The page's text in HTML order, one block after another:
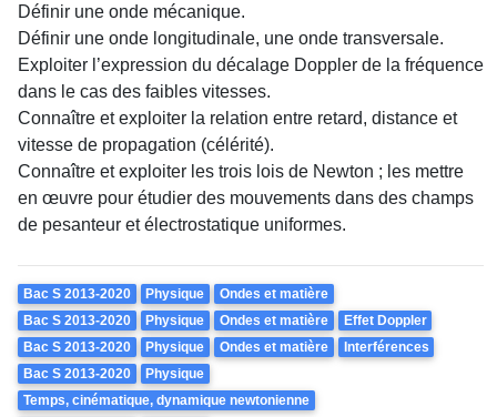
Définir une onde mécanique.
Définir une onde longitudinale, une onde transversale.
Exploiter l’expression du décalage Doppler de la fréquence
dans le cas des faibles vitesses.
Connaître et exploiter la relation entre retard, distance et
vitesse de propagation (célérité).
Connaître et exploiter les trois lois de Newton ; les mettre
en œuvre pour étudier des mouvements dans des champs
de pesanteur et électrostatique uniformes.
Theme
Bac S 2013-2020 Physique
Ondes et matière
Bac S 2013-2020
Physique Ondes et matière
Effet Doppler
Bac S 2013-2020
Physique Ondes et matière
Interférences
Bac S 2013-2020
Physique
Temps, cinématique, dynamique newtonienne